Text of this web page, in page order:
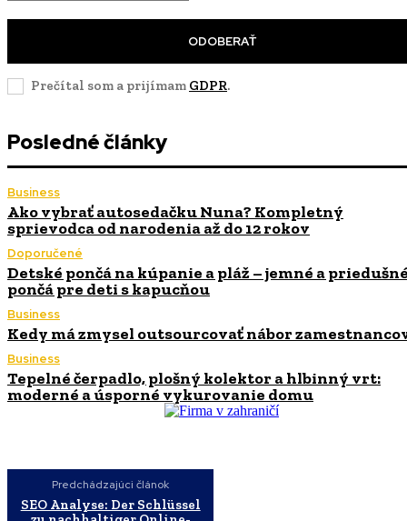
ODOBERAŤ
Prečítal som a prijímam GDPR.
Posledné články
Business
Ako vybrať autosedačku Nuna? Kompletný
sprievodca od narodenia až do 12 rokov
Doporučené
Detské pončá na kúpanie a pláž – jemné a
pončá pre deti s kapucňou
Business
Kedy má zmysel outsourcovať nábor
Business
Tepelné čerpadlo, plošný kolektor a hlbinný vrt:
moderné a úsporné vykurovanie domu
Predchádzajúci článok
SEO Analyse: Der Schlüssel